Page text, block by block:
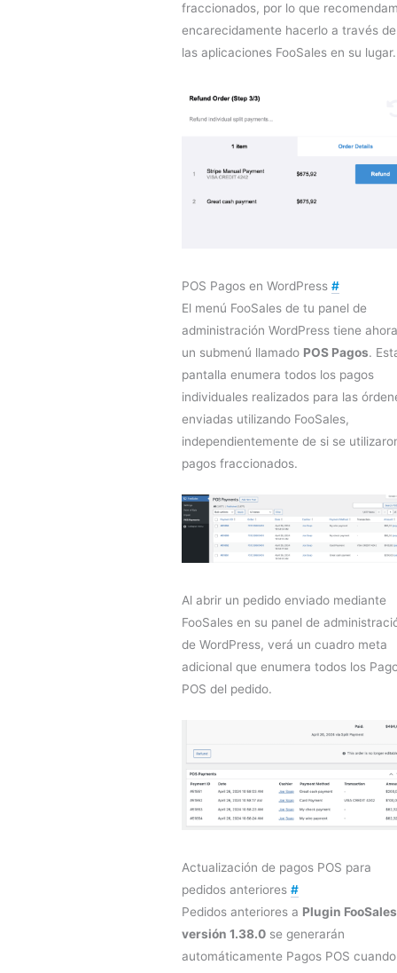
fraccionados, por lo que
encarecidamente hacerlo a través de
las aplicaciones FooSales en su lugar.
POS Pagos en WordPress #
El menú FooSales de tu panel de
administración WordPress tiene ahora
un submenú llamado POS Pagos.
pantalla enumera todos los pagos
individuales realizados para las
enviadas utilizando FooSales,
independientemente de si se
pagos fraccionados.
Al abrir un pedido enviado mediante
FooSales en su panel de
de WordPress, verá un cuadro meta
adicional que enumera todos los
POS del pedido.
Actualización de pagos POS para
pedidos anteriores #
Pedidos anteriores a Plugin FooSales
versión 1.38.0 se generarán
automáticamente Pagos POS